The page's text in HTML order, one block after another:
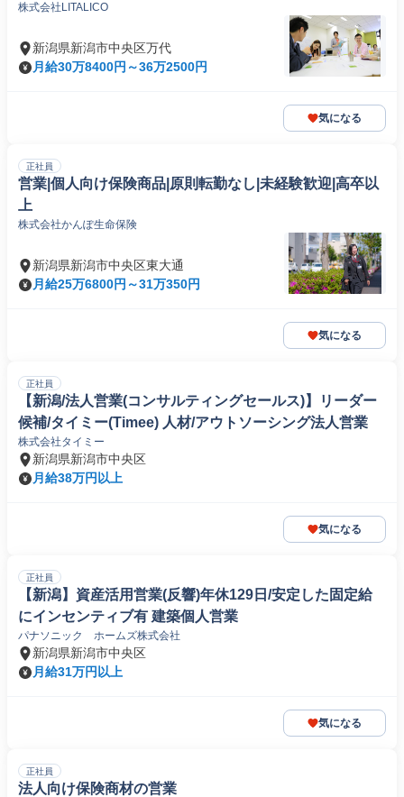
株式会社LITALICO
新潟県新潟市中央区万代
月給30万8400円～36万2500円
気になる
正社員
営業|個人向け保険商品|原則転勤なし|未経験歓迎|高卒以
上
株式会社かんぽ生命保険
新潟県新潟市中央区東大通
月給25万6800円～31万350円
気になる
正社員
【新潟/法人営業(コンサルティングセールス)】リーダー
候補/タイミー(Timee) 人材/アウトソーシング法人営業
株式会社タイミー
新潟県新潟市中央区
月給38万円以上
気になる
正社員
【新潟】資産活用営業(反響)年休129日/安定した固定給
にインセンティブ有 建築個人営業
パナソニック ホームズ株式会社
新潟県新潟市中央区
月給31万円以上
気になる
正社員
法人向け保険商材の営業